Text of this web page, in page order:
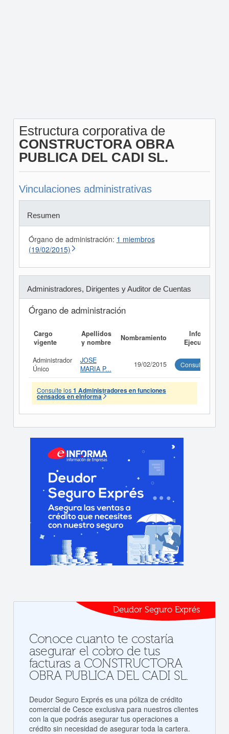
Estructura corporativa de
CONSTRUCTORA OBRA
PUBLICA DEL CADI SL.
Vinculaciones administrativas
Resumen
Órgano de administración: 1 miembros
(19/02/2015)
Administradores, Dirigentes y Auditor de Cuentas
Órgano de administración
Cargo
vigente
Apellidos
y nombre
Nombramiento
Informe
Ejecutivo
Administrador
Único
JOSE
MARIA P...
19/02/2015 Consultar
Consulte los1 Administradores en funciones
censados en eInforma
Deudor Seguro Exprés
Conoce cuanto te costaría
asegurar el cobro de tus
facturas a CONSTRUCTORA
OBRA PUBLICA DEL CADI SL.
Deudor Seguro Exprés es una póliza de crédito
comercial de Cesce exclusiva para nuestros clientes
con la que podrás asegurar tus operaciones a
crédito sin necesidad de asegurar toda la cartera.